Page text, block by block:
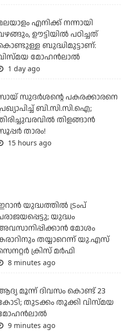
എനിക്ക് നന്നായി
ഊട്ടിയില്‍ പഠിച്ചത്
ബുദ്ധിമുട്ടാണ്:
മോഹന്‍ലാല്‍
1 day ago
സുദര്‍ശന്റെ പകരക്കാരനെ
ബി.സി.സി.ഐ;
തിളങ്ങാന്‍
താരം!
15 hours ago
യുദ്ധത്തില്‍ ട്രംപ്
യുദ്ധം
മോശം
തയ്യാറെന്ന് യു.എസ്
ക്രിസ് മര്‍ഫി
8 minutes ago
മൂന്ന് ദിവസം കൊണ്ട് 23
തുടക്കം തൂക്കി വിസ്മയ
9 minutes ago